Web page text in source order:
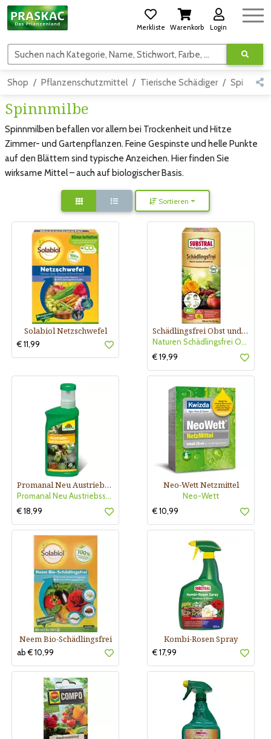
Merkliste Warenkorb Login
Suchen nach Kategorie, Name, Stichwort, Farbe, usw.
Shop Pflanzenschutzmittel Tierische Schädiger
Spinnmilbe
Spinnmilben befallen vor allem bei Trockenheit und Hitze
Zimmer- und Gartenpflanzen. Feine Gespinste und helle Punkte
auf den Blättern sind typische Anzeichen. Hier finden Sie
wirksame Mittel – auch auf biologischer Basis.
Sortieren
Solabiol Netzschwefel
€ 11,99
Schädlingsfrei Obst und Gemüse Konzentrat
Naturen Schädlingsfrei Obst&Gemüse
€ 19,99
Promanal Neu Austriebsspritzmittel
Promanal Neu Austriebsspritzmit
€ 18,99
Neo-Wett Netzmittel
Neo-Wett
€ 10,99
Neem Bio-Schädlingsfrei
ab € 10,99
Kombi-Rosen Spray
€ 17,99